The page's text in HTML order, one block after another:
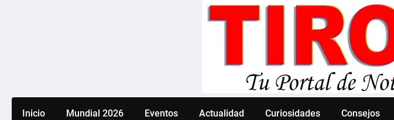
Inicio Mundial 2026 Eventos Actualidad Curiosidades Consejos